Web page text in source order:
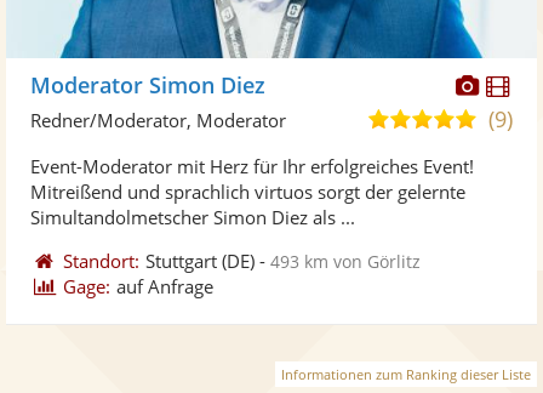
Moderator Simon Diez
4,9(9)
Redner/Moderator, Moderator
Event-Moderator mit Herz für Ihr erfolgreiches Event!
Mitreißend und sprachlich virtuos sorgt der gelernte
Simultandolmetscher Simon Diez als ...
Standort: Stuttgart (DE) -493 km von Görlitz
Gage: auf Anfrage
Informationen zum Ranking dieser Liste